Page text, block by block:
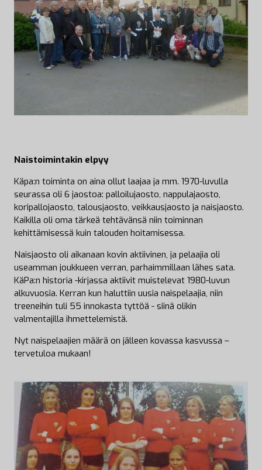
Naistoimintakin elpyy
Käpa:n toiminta on aina ollut laajaa ja mm. 1970-luvulla
seurassa oli 6 jaostoa: palloilujaosto, nappulajaosto,
koripallojaosto, talousjaosto, veikkausjaosto ja naisjaosto.
Kaikilla oli oma tärkeä tehtävänsä niin toiminnan
kehittämisessä kuin talouden hoitamisessa.
Naisjaosto oli aikanaan kovin aktiivinen, ja pelaajia oli
useamman joukkueen verran, parhaimmillaan lähes sata.
KäPa:n historia -kirjassa aktiivit muistelevat 1980-luvun
alkuvuosia. Kerran kun haluttiin uusia naispelaajia, niin
treeneihin tuli 55 innokasta tyttöä - siinä olikin
valmentajilla ihmettelemistä.
Nyt naispelaajien määrä on jälleen kovassa kasvussa –
tervetuloa mukaan!